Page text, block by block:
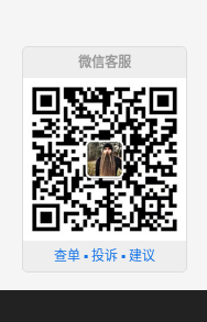
微信客服
查单 ▪ 投诉 ▪ 建议